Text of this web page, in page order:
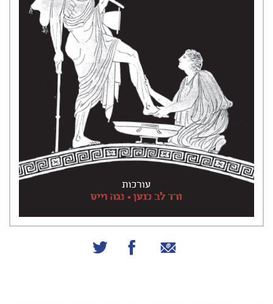
שיתוף באמצעות אימייל
שיתוף בפייסבוק